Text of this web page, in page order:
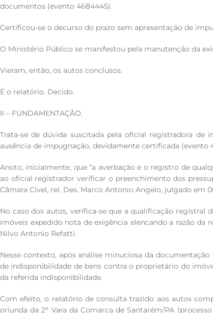
documentos (evento 4684445).
Certificou-se o decurso do prazo sem apresentação de
O Ministério Público se manifestou pela manutenção da
Vieram, então, os autos conclusos.
É o relatório. Decido.
II – FUNDAMENTAÇÃO.
Trata-se de dúvida suscitada pela oficial registradora de
ausência de impugnação, devidamente certificada (evento
Anoto, inicialmente, que “a averbação e o registro de
ao oficial registrador verificar o preenchimento dos
Câmara Cível, rel. Des. Marco Antonio Angelo, julgado em
No caso dos autos, verifica-se que a qualificação
imóveis expedido nota de exigência elencando a razão
Nilvo Antonio Refatti.
Nesse contexto, após análise minuciosa da
de indisponibilidade de bens contra o proprietário do
da referida indisponibilidade.
Com efeito, o relatório de consulta trazido aos autos
oriunda da 2ª Vara da Comarca de Santarém/PA